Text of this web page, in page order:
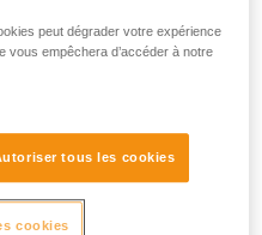
:
peut dégrader votre expérience
vous empêchera d’accéder à notre
tous les cookies
cookies